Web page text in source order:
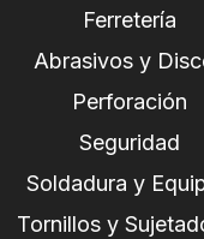
Ferretería
Abrasivos y
Perforación
Seguridad
Soldadura y
Tornillos y